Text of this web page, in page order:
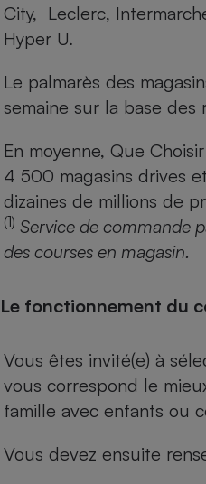
City, Leclerc,
Hyper U.
Le palmarès des
semaine sur la base des
En moyenne, Que
4 500 magasins drives
dizaines de millions de
(1) Service de commande
des courses en magasin.
Le fonctionnement du
Vous êtes invité(e) à
vous correspond le
famille avec enfants ou
Vous devez ensuite